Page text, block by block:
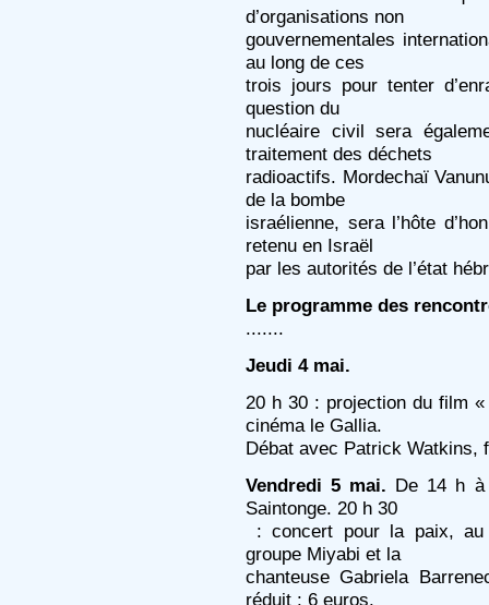
d’organisations non
gouvernementales
au long de ces
trois jours pour tenter
question du
nucléaire civil sera
traitement des déchets
radioactifs. Mordechaï
de la bombe
israélienne, sera l’hôte
retenu en Israël
par les autorités de l’état
Le programme des
.......
Jeudi 4 mai.
20 h 30 : projection du film
cinéma le Gallia.
Débat avec Patrick Watkins,
Vendredi 5 mai. De 14 h à
Saintonge. 20 h 30
: concert pour la paix, au
groupe Miyabi et la
chanteuse Gabriela
réduit : 6 euros.